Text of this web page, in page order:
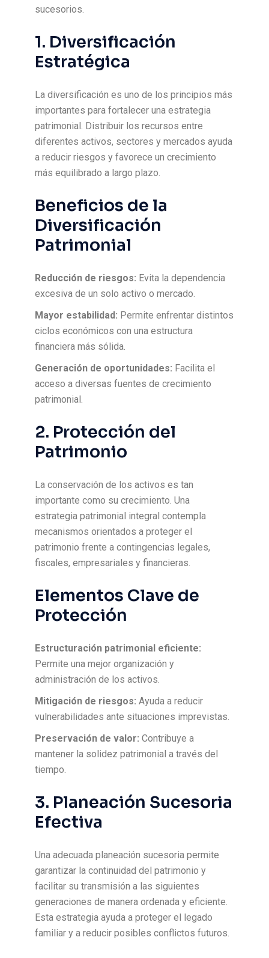
sucesorios.
1. Diversificación
Estratégica
La diversificación es uno de los principios más
importantes para fortalecer una estrategia
patrimonial. Distribuir los recursos entre
diferentes activos, sectores y mercados ayuda
a reducir riesgos y favorece un crecimiento
más equilibrado a largo plazo.
Beneficios de la
Diversificación
Patrimonial
Reducción de riesgos: Evita la dependencia
excesiva de un solo activo o mercado.
Mayor estabilidad: Permite enfrentar distintos
ciclos económicos con una estructura
financiera más sólida.
Generación de oportunidades: Facilita el
acceso a diversas fuentes de crecimiento
patrimonial.
2. Protección del
Patrimonio
La conservación de los activos es tan
importante como su crecimiento. Una
estrategia patrimonial integral contempla
mecanismos orientados a proteger el
patrimonio frente a contingencias legales,
fiscales, empresariales y financieras.
Elementos Clave de
Protección
Estructuración patrimonial eficiente:
Permite una mejor organización y
administración de los activos.
Mitigación de riesgos: Ayuda a reducir
vulnerabilidades ante situaciones imprevistas.
Preservación de valor: Contribuye a
mantener la solidez patrimonial a través del
tiempo.
3. Planeación Sucesoria
Efectiva
Una adecuada planeación sucesoria permite
garantizar la continuidad del patrimonio y
facilitar su transmisión a las siguientes
generaciones de manera ordenada y eficiente.
Esta estrategia ayuda a proteger el legado
familiar y a reducir posibles conflictos futuros.